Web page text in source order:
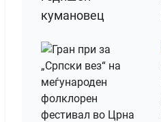
кумановец